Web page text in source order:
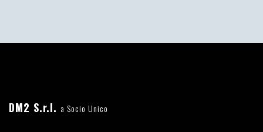
DM2 S.r.l. a Socio Unico